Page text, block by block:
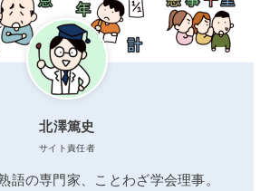
北澤篤史
サイト責任者
語の専門家、ことわざ学会理事。